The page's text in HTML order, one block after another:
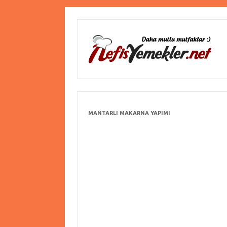
MANTARLI MAKARNA YAPIMI